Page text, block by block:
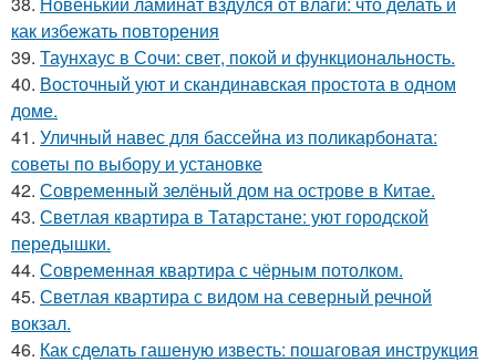
как избежать повторения
39. Таунхаус в Сочи: свет, покой и функциональность.
40. Восточный уют и скандинавская простота в одном
доме.
41. Уличный навес для бассейна из поликарбоната:
советы по выбору и установке
42. Современный зелёный дом на острове в Китае.
43. Светлая квартира в Татарстане: уют городской
передышки.
44. Современная квартира с чёрным потолком.
45. Светлая квартира с видом на северный речной
вокзал.
46. Как сделать гашеную известь: пошаговая инструкция